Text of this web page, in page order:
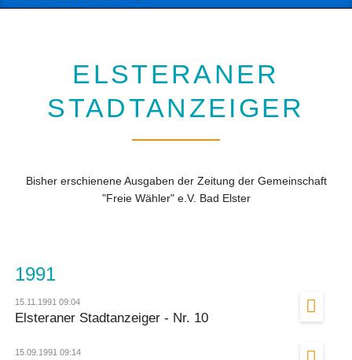
ELSTERANER
STADTANZEIGER
Bisher erschienene Ausgaben der Zeitung der Gemeinschaft
"Freie Wähler" e.V. Bad Elster
1991
15.11.1991 09:04
Elsteraner Stadtanzeiger - Nr. 10
15.09.1991 09:14